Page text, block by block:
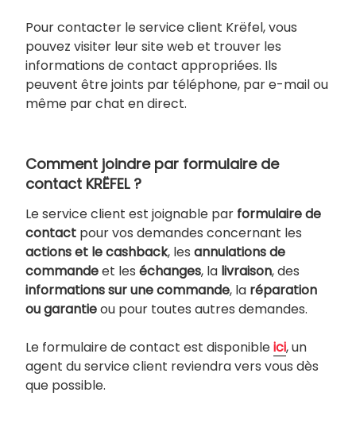
Pour contacter le service client Krëfel, vous
pouvez visiter leur site web et trouver les
informations de contact appropriées. Ils
peuvent être joints par téléphone, par e-mail ou
même par chat en direct.
Comment joindre par formulaire de
contact KRËFEL ?
Le service client est joignable par formulaire de
contact pour vos demandes concernant les
actions et le cashback, les annulations de
commandeet les échanges, la livraison, des
informations sur une commande, la réparation
ou garantieou pour toutes autres demandes.
Le formulaire de contact est disponibleici, un
agent du service client reviendra vers vous dès
que possible.